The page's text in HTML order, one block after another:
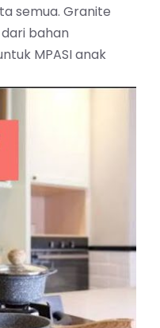
semua. Granite
bahan
MPASI anak